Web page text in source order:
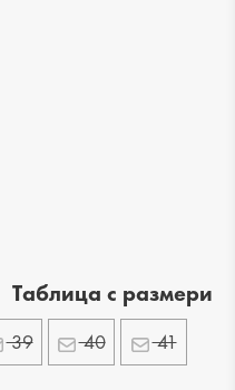
Tаблица с размери
39 40 41